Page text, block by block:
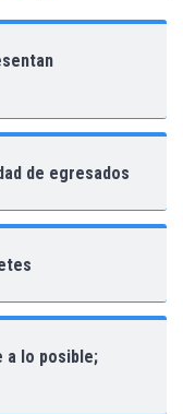
de egresados
a lo posible;